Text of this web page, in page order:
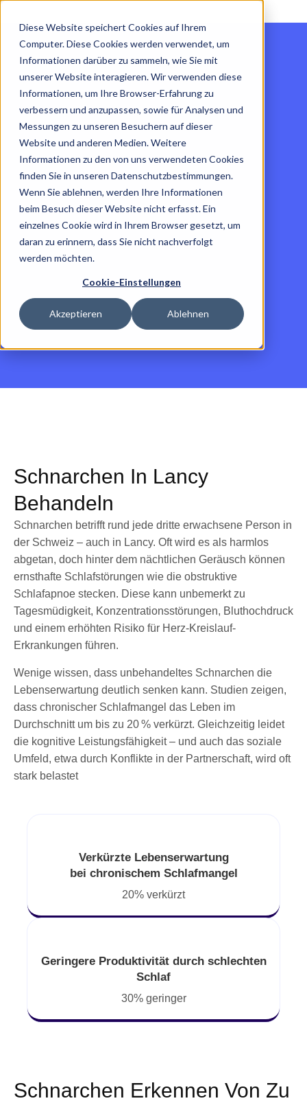
Diese Website speichert Cookies auf Ihrem
Computer. Diese Cookies werden verwendet, um
Informationen darüber zu sammeln, wie Sie mit
unserer Website interagieren. Wir verwenden diese
Informationen, um Ihre Browser-Erfahrung zu
verbessern und anzupassen, sowie für Analysen und
Messungen zu unseren Besuchern auf dieser
Website und anderen Medien. Weitere
Informationen zu den von uns verwendeten Cookies
finden Sie in unseren Datenschutzbestimmungen.
Wenn Sie ablehnen, werden Ihre Informationen
beim Besuch dieser Website nicht erfasst. Ein
einzelnes Cookie wird in Ihrem Browser gesetzt, um
daran zu erinnern, dass Sie nicht nachverfolgt
werden möchten.
Cookie-Einstellungen
Akzeptieren Ablehnen
Schnarchen In Lancy
Behandeln
Schnarchen betrifft rund jede dritte erwachsene Person in
der Schweiz – auch in Lancy. Oft wird es als harmlos
abgetan, doch hinter dem nächtlichen Geräusch können
ernsthafte Schlafstörungen wie die obstruktive
Schlafapnoe stecken. Diese kann unbemerkt zu
Tagesmüdigkeit, Konzentrationsstörungen, Bluthochdruck
und einem erhöhten Risiko für Herz-Kreislauf-
Erkrankungen führen.
Wenige wissen, dass unbehandeltes Schnarchen die
Lebenserwartung deutlich senken kann. Studien zeigen,
dass chronischer Schlafmangel das Leben im
Durchschnitt um bis zu 20 % verkürzt. Gleichzeitig leidet
die kognitive Leistungsfähigkeit – und auch das soziale
Umfeld, etwa durch Konflikte in der Partnerschaft, wird oft
stark belastet
Verkürzte Lebenserwartung
bei chronischem Schlafmangel
20% verkürzt
Geringere Produktivität durch schlechten
Schlaf
30% geringer
Schnarchen Erkennen Von Zu